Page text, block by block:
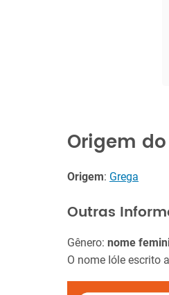
Origem
Origem: Grega
Outras
Gênero: nome
O nome Ióle escrito